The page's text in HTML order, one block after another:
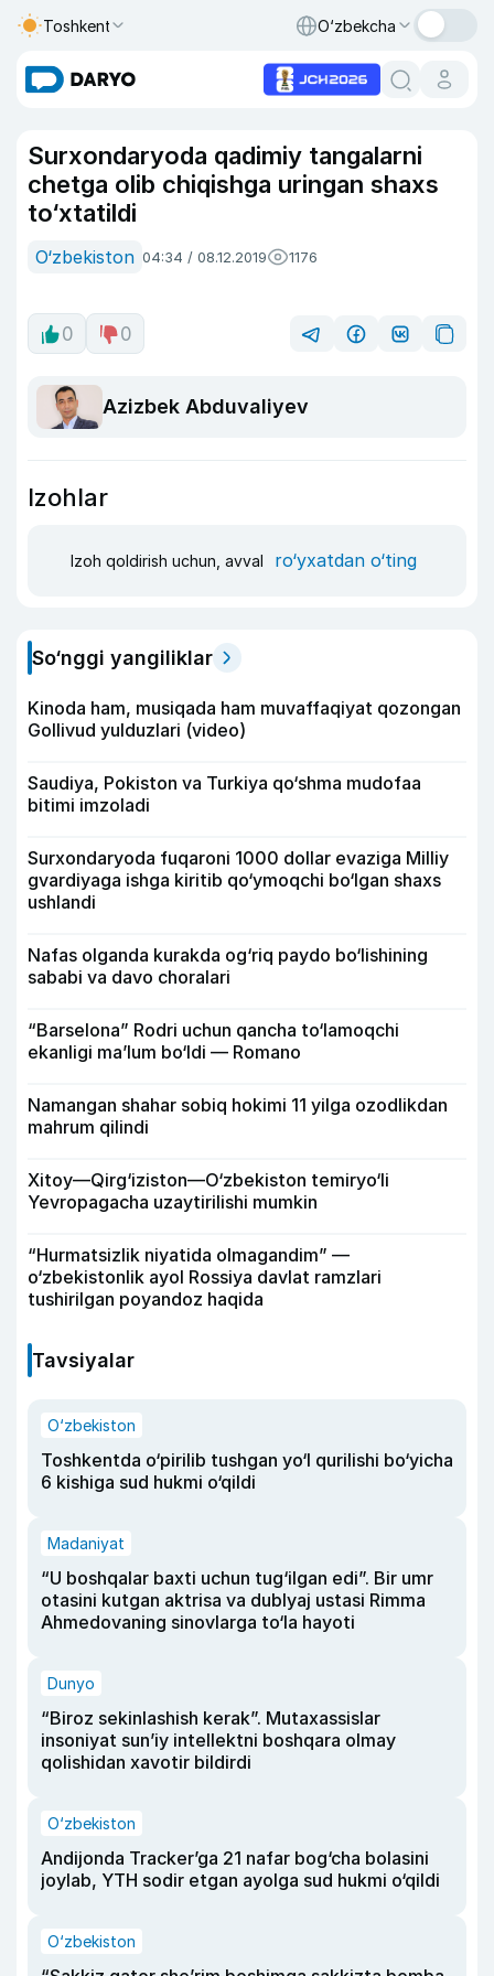
Toshkent O‘zbekcha
Surxondaryoda qadimiy tangalarni
chetga olib chiqishga uringan shaxs
to‘xtatildi
O‘zbekiston 04:34 / 08.12.2019 1176
0 0
Azizbek Abduvaliyev
Izohlar
Izoh qoldirish uchun, avval ro‘yxatdan o‘ting
So‘nggi yangiliklar
Kinoda ham, musiqada ham muvaffaqiyat qozongan
Gollivud yulduzlari (video)
Saudiya, Pokiston va Turkiya qo‘shma mudofaa
bitimi imzoladi
Surxondaryoda fuqaroni 1000 dollar evaziga Milliy
gvardiyaga ishga kiritib qo‘ymoqchi bo‘lgan shaxs
ushlandi
Nafas olganda kurakda og‘riq paydo bo‘lishining
sababi va davo choralari
“Barselona” Rodri uchun qancha to‘lamoqchi
ekanligi ma’lum bo‘ldi — Romano
Namangan shahar sobiq hokimi 11 yilga ozodlikdan
mahrum qilindi
Xitoy—Qirg‘iziston—O‘zbekiston temiryo‘li
Yevropagacha uzaytirilishi mumkin
“Hurmatsizlik niyatida olmagandim” —
o‘zbekistonlik ayol Rossiya davlat ramzlari
tushirilgan poyandoz haqida
Tavsiyalar
O‘zbekiston
Toshkentda o‘pirilib tushgan yo‘l qurilishi bo‘yicha
6 kishiga sud hukmi o‘qildi
Madaniyat
“U boshqalar baxti uchun tug‘ilgan edi”. Bir umr
otasini kutgan aktrisa va dublyaj ustasi Rimma
Ahmedovaning sinovlarga to‘la hayoti
Dunyo
“Biroz sekinlashish kerak”. Mutaxassislar
insoniyat sun’iy intellektni boshqara olmay
qolishidan xavotir bildirdi
O‘zbekiston
Andijonda Tracker’ga 21 nafar bog‘cha bolasini
joylab, YTH sodir etgan ayolga sud hukmi o‘qildi
O‘zbekiston